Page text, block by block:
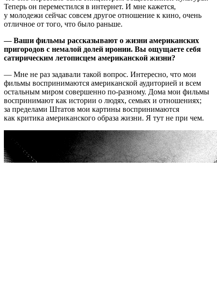
Теперь он переместился в интернет. И мне кажется,
у молодежи сейчас совсем другое отношение к кино, очень
отличное от того, что было раньше.
— Ваши фильмы рассказывают о жизни американских
пригородов с немалой долей иронии. Вы ощущаете себя
сатирическим летописцем американской жизни?
— Мне не раз задавали такой вопрос. Интересно, что мои
фильмы воспринимаются американской аудиторией и всем
остальным миром совершенно по-разному. Дома мои фильмы
воспринимают как истории о людях, семьях и отношениях;
за пределами Штатов мои картины воспринимаются
как критика американского образа жизни. Я тут не при чем.